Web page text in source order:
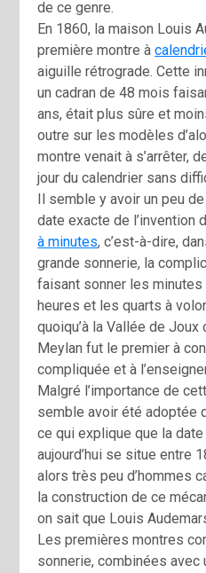
de ce genre.
En 1860, la maison Louis
première montre à
aiguille rétrograde. Cette
un cadran de 48 mois
ans, était plus sûre et
outre sur les modèles
montre venait à s’arrêter,
jour du calendrier sans
Il semble y avoir un peu
date exacte de l’invention
à minutes, c’est-à-dire,
grande sonnerie, la
faisant sonner les
heures et les quarts à
quoiqu’à la Vallée de
Meylan fut le premier à
compliquée et à
Malgré l’importance de
semble avoir été adoptée
ce qui explique que la
aujourd’hui se situe entre
alors très peu d’hommes
la construction de ce
on sait que Louis
Les premières montres
sonnerie, combinées avec